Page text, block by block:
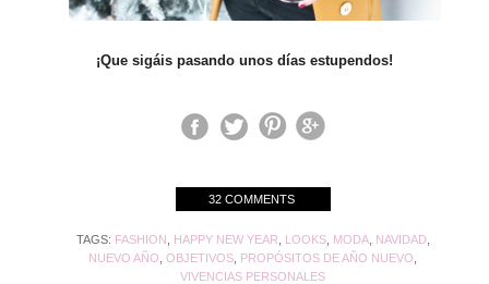
¡Que sigáis pasando unos días estupendos!
32 COMMENTS
TAGS: FASHION HAPPY NEW YEAR LOOKS, MODA, NAVIDAD,
NUEVO AÑO ,OBJETIVOS PROPÓSITOS DE AÑO NUEVO
VIVENCIAS PERSONALES